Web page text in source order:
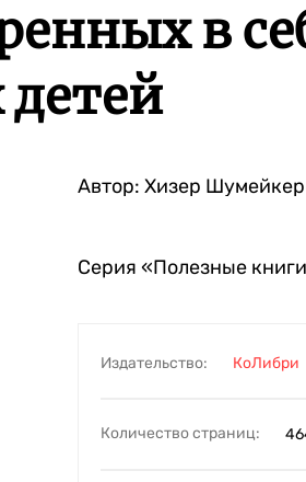
в
Автор: Хизер Шумейкер
Серия «Полезные
Издательство: КоЛибри
Количество страниц: